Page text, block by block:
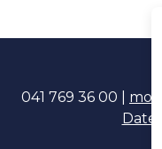
041 769 36 00 |